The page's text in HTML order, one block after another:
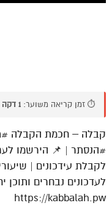
⏱️ זמן קריאה משוער: 1 דקה
קבלה – חכמת הקבלה
#הנסתר | 📌 הירשמו
לקבלת עידכונים |
https://kabbalah.pw